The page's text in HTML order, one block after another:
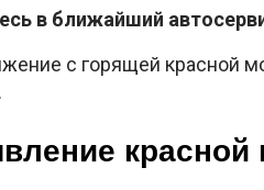
в ближайший
с горящей красной